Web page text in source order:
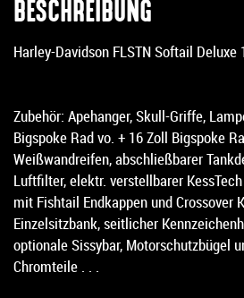
BESCHREIBUNG
Harley-Davidson FLSTN Softail Deluxe
Zubehör: Apehanger, Skull-Griffe,
Bigspoke Rad vo. + 16 Zoll Bigspoke
Weißwandreifen, abschließbarer
Luftfilter, elektr. verstellbarer
mit Fishtail Endkappen und Crossover
Einzelsitzbank, seitlicher
optionale Sissybar, Motorschutzbügel
Chromteile . . .